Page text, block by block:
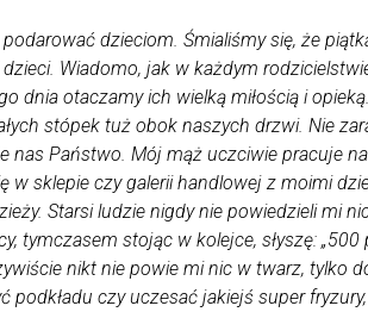
dzieciom. Śmialiśmy się, że
Wiadomo, jak w każdym
dnia otaczamy ich wielką miłością i
stópek tuż obok naszych drzwi. Nie
nas Państwo. Mój mąż uczciwie pracuje
sklepie czy galerii handlowej z moimi
Starsi ludzie nigdy nie powiedzieli mi
tymczasem stojąc w kolejce, słyszę: „500
nikt nie powie mi nic w twarz, tylko
czy uczesać jakiejś super